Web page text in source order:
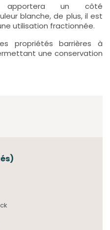
un côté
blanche, de plus, il est
utilisation fractionnée.
propriétés barrières à
une conservation